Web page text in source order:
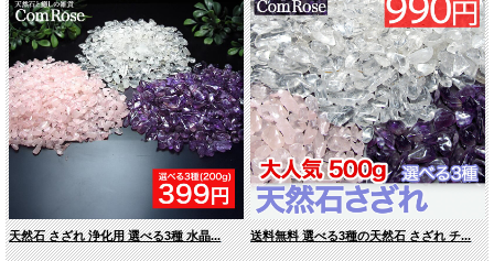
天然石 さざれ 浄化用 選べる3種 水晶... 送料無料 選べる3種の天然石 さざれ チ...